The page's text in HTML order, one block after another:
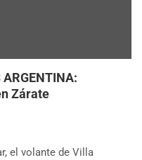
ARGENTINA:
Zárate
el volante de Villa